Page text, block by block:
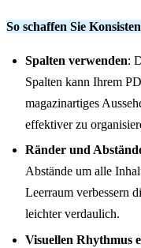
So schaffen Sie
Spalten verwenden:
Spalten kann Ihrem
magazinartiges
effektiver zu
Ränder und
Abstände um alle
Leerraum verbessern
leichter verdaulich.
Visuellen Rhythmus